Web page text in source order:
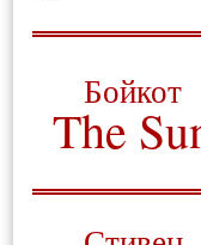
Бойкот
The